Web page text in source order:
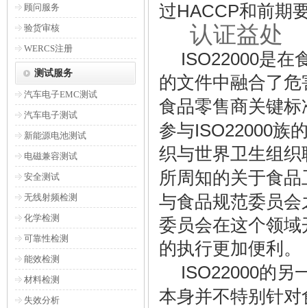
顾问服务
验货审核
WERCS注册
测试服务
汽车电子EMC测试
汽车电子测试
新能源电池测试
电磁兼容测试
安全测试
无线射频检测
化学检测
可靠性检测
能效检测
材料检测
失效分析
过HACCP和前期
认证益处
ISO22000是在
的文件中融合了
食品零售商关键
参与ISO22000族
织与世界卫生组
所周知的关于食
与食品规范委员
委员会在这个领
的执行更加便利。
ISO22000的另
本身并不特别针